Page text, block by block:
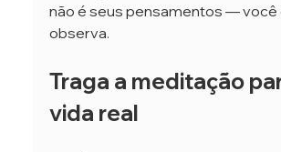
não é seus pensamentos — você
observa.
Traga a meditação
vida real